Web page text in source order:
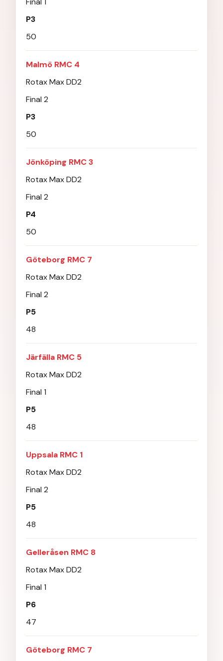
P3
50
Malmö RMC 4
Rotax Max DD2
Final 2
P3
50
Jönköping RMC 3
Rotax Max DD2
Final 2
P4
50
Göteborg RMC 7
Rotax Max DD2
Final 2
P5
48
Järfälla RMC 5
Rotax Max DD2
Final 1
P5
48
Uppsala RMC 1
Rotax Max DD2
Final 2
P5
48
Gelleråsen RMC 8
Rotax Max DD2
Final 1
P6
47
Göteborg RMC 7